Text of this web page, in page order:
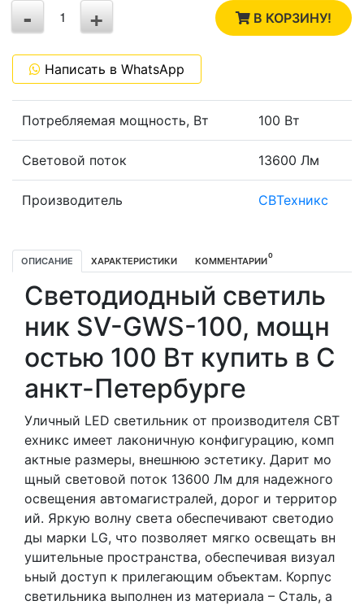
1
-1
+
- В КОРЗИНУ!
Написать в WhatsApp
Потребляемая мощность, Вт 100 Вт
Световой поток 13600 Лм
Производитель СВТехникс
ОПИСАНИЕ ХАРАКТЕРИСТИКИ КОММЕНТАРИИ0
Светодиодный светиль
ник SV-GWS-100, мощн
остью 100 Вт купить в С
анкт-Петербурге
Уличный LED светильник от производителя СВТ
ехникс имеет лаконичную конфигурацию, комп
актные размеры, внешнюю эстетику. Дарит мо
щный световой поток 13600 Лм для надежного
освещения автомагистралей, дорог и территор
ий. Яркую волну света обеспечивают светодио
ды марки LG, что позволяет мягко освещать вн
ушительные пространства, обеспечивая визуал
ьный доступ к прилегающим объектам. Корпус
светильника выполнен из материала – Сталь, а